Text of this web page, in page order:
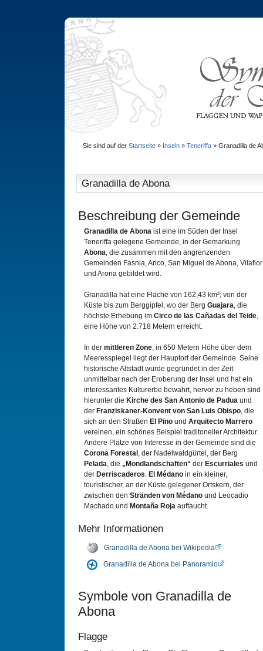
Sie sind auf der Startseite» Inseln» Teneriffa» Granadilla de
Granadilla de Abona
Beschreibung der Gemeinde
Granadilla de Abona ist eine im Süden der Insel
Teneriffa gelegene Gemeinde, in der Gemarkung
Abona, die zusammen mit den angrenzenden
Gemeinden Fasnia, Arico, San Miguel de Abona, Vilaflor
und Arona gebildet wird.
Granadilla hat eine Fläche von 162,43 km²; von der
Küste bis zum Berggipfel, wo der Berg Guajara, die
höchste Erhebung im Circo de las Cañadas del Teide,
eine Höhe von 2.718 Metern erreicht.
In der mittleren Zone, in 650 Metern Höhe über dem
Meeresspiegel liegt der Hauptort der Gemeinde. Seine
historische Altstadt wurde gegründet in der Zeit
unmittelbar nach der Eroberung der Insel und hat ein
interessantes Kulturerbe bewahrt, hervor zu heben sind
hierunter die Kirche des San Antonio de Padua und
der Franziskaner-Konvent von San Luis Obispo, die
sich an den Straßen El Pino und Arquitecto Marrero
vereinen, ein schönes Beispiel traditoneller Architektur.
Andere Plätze von Interesse in der Gemeinde sind die
Corona Forestal , der Nadelwaldgürtel, der Berg
Pelada, die „Mondlandschaften“ der Escurriales und
der Derriscaderos. El Médano in ein kleiner,
touristischer, an der Küste gelegener Ortskern, der
zwischen den Stränden von Médano und Leocadio
Machado und Montaña Roja auftaucht.
Mehr Informationen
Granadilla de Abona bei Wikipedia
Granadilla de Abona bei Panoramio
Symbole von Granadilla de
Abona
Flagge